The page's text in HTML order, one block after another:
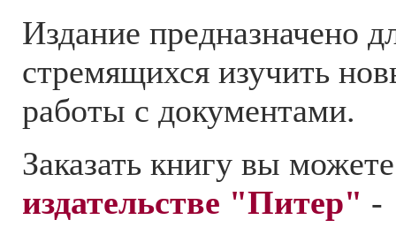
Издание предназначено
стремящихся изучить
работы с документами.
Заказать книгу вы
издательстве "Питер" -